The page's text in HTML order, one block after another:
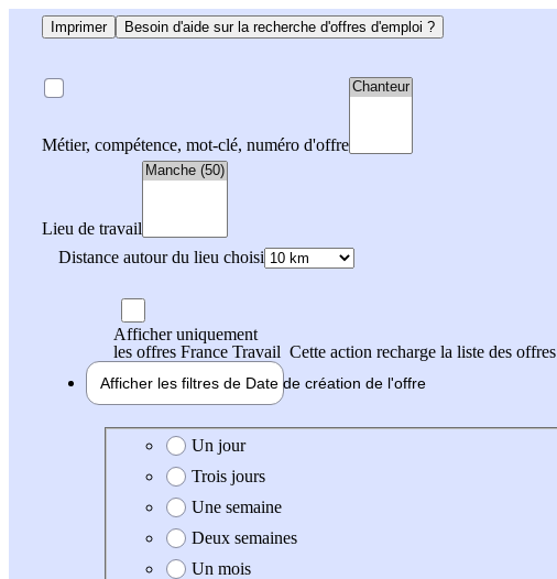
Imprimer Besoin d'aide sur la recherche d'offres d'emploi ?
Métier, compétence, mot-clé, numéro d'offre
Lieu de travail
Distance autour du lieu choisi
Afficher uniquement
les offres France Travail Cette action recharge la liste des offres
Afficher les filtres de Date de création de l'offre
Date de création de l'offre
Un jour
Trois jours
Une semaine
Deux semaines
Un mois